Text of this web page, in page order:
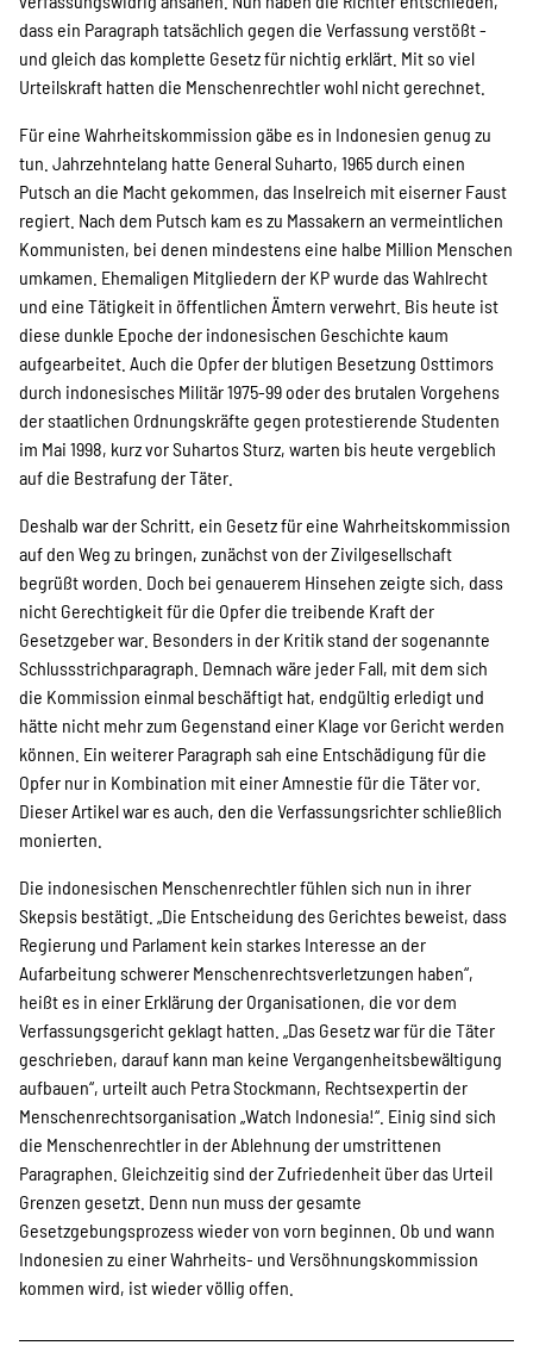
Werde Mitglied
Newsletter abonnieren
SPENDEN
Über uns
Transparenz
Kontakt
english
Indonesian
Suche
dass ein Paragraph tatsächlich gegen die Verfassung verstößt -
und gleich das komplette Gesetz für nichtig erklärt. Mit so viel
Urteilskraft hatten die Menschenrechtler wohl nicht gerechnet.
Für eine Wahrheitskommission gäbe es in Indonesien genug zu
tun. Jahrzehntelang hatte General Suharto, 1965 durch einen
Putsch an die Macht gekommen, das Inselreich mit eiserner Faust
regiert. Nach dem Putsch kam es zu Massakern an vermeintlichen
Kommunisten, bei denen mindestens eine halbe Million Menschen
umkamen. Ehemaligen Mitgliedern der KP wurde das Wahlrecht
und eine Tätigkeit in öffentlichen Ämtern verwehrt. Bis heute ist
diese dunkle Epoche der indonesischen Geschichte kaum
aufgearbeitet. Auch die Opfer der blutigen Besetzung Osttimors
durch indonesisches Militär 1975-99 oder des brutalen Vorgehens
der staatlichen Ordnungskräfte gegen protestierende Studenten
im Mai 1998, kurz vor Suhartos Sturz, warten bis heute vergeblich
auf die Bestrafung der Täter.
Deshalb war der Schritt, ein Gesetz für eine Wahrheitskommission
auf den Weg zu bringen, zunächst von der Zivilgesellschaft
begrüßt worden. Doch bei genauerem Hinsehen zeigte sich, dass
nicht Gerechtigkeit für die Opfer die treibende Kraft der
Gesetzgeber war. Besonders in der Kritik stand der sogenannte
Schlussstrichparagraph. Demnach wäre jeder Fall, mit dem sich
die Kommission einmal beschäftigt hat, endgültig erledigt und
hätte nicht mehr zum Gegenstand einer Klage vor Gericht werden
können. Ein weiterer Paragraph sah eine Entschädigung für die
Opfer nur in Kombination mit einer Amnestie für die Täter vor.
Dieser Artikel war es auch, den die Verfassungsrichter schließlich
monierten.
Die indonesischen Menschenrechtler fühlen sich nun in ihrer
Skepsis bestätigt. „Die Entscheidung des Gerichtes beweist, dass
Regierung und Parlament kein starkes Interesse an der
Aufarbeitung schwerer Menschenrechtsverletzungen haben“,
heißt es in einer Erklärung der Organisationen, die vor dem
Verfassungsgericht geklagt hatten. „Das Gesetz war für die Täter
geschrieben, darauf kann man keine Vergangenheitsbewältigung
aufbauen“, urteilt auch Petra Stockmann, Rechtsexpertin der
Menschenrechtsorganisation „Watch Indonesia!“. Einig sind sich
die Menschenrechtler in der Ablehnung der umstrittenen
Paragraphen. Gleichzeitig sind der Zufriedenheit über das Urteil
Grenzen gesetzt. Denn nun muss der gesamte
Gesetzgebungsprozess wieder von vorn beginnen. Ob und wann
Indonesien zu einer Wahrheits- und Versöhnungskommission
kommen wird, ist wieder völlig offen.